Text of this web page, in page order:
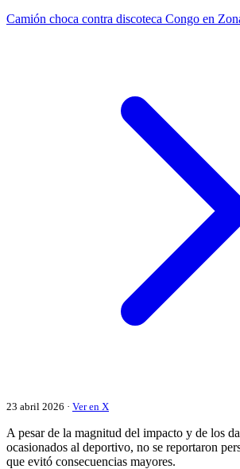
Camión choca contra discoteca Congo en
23 abril 2026 · Ver en X
A pesar de la magnitud del impacto y de los
ocasionados al deportivo, no se reportaron
que evitó consecuencias mayores.